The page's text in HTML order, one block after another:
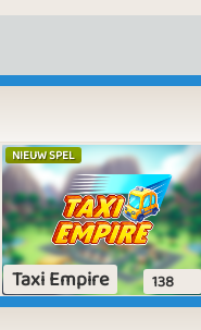
NIEUW SPEL
Taxi Empire 138